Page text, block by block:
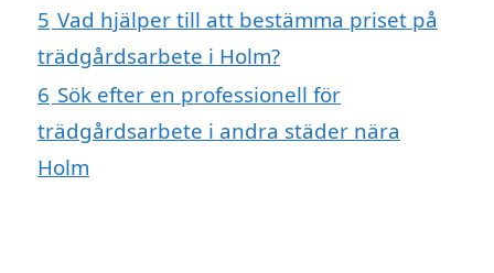
5 Vad hjälper till att bestämma priset på
trädgårdsarbete i Holm?
6 Sök efter en professionell för
trädgårdsarbete i andra städer nära
Holm